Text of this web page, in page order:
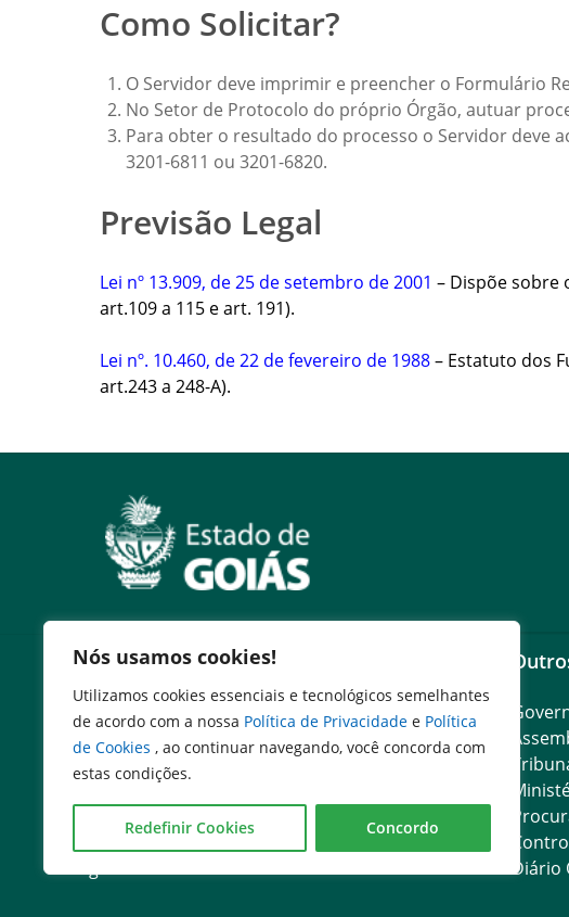
Nós usamos cookies!
Utilizamos cookies essenciais e tecnológicos semelhantes
de acordo com a nossa Política de Privacidade e Política
de Cookies , ao continuar navegando, você concorda com
estas condições.
Redefinir Cookies Concordo
Como Solicitar?
O Servidor deve imprimir e preencher o Formulário
No Setor de Protocolo do próprio Órgão, autuar
Para obter o resultado do processo o Servidor deve
3201-6811 ou 3201-6820.
Previsão Legal
Lei nº 13.909, de 25 de setembro de 2001 – Dispõe sobre
art.109 a 115 e art. 191).
Lei nº. 10.460, de 22 de fevereiro de 1988– Estatuto dos
art.243 a 248-A).
Serviços
Expresso Goiás
Expresso Aplicações
Expresso Servidor
SEI Governadoria
Cadastro de Autoridades
Diário